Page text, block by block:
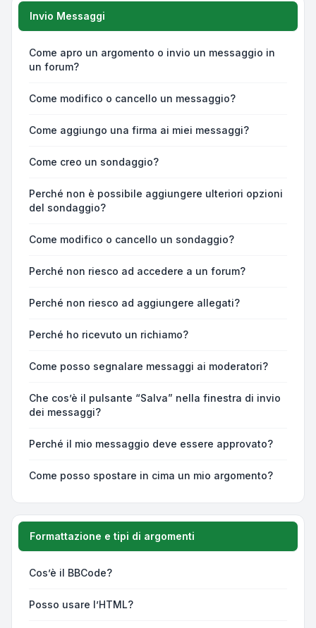
Invio Messaggi
Come apro un argomento o invio un messaggio in
un forum?
Come modifico o cancello un messaggio?
Come aggiungo una firma ai miei messaggi?
Come creo un sondaggio?
Perché non è possibile aggiungere ulteriori opzioni
del sondaggio?
Come modifico o cancello un sondaggio?
Perché non riesco ad accedere a un forum?
Perché non riesco ad aggiungere allegati?
Perché ho ricevuto un richiamo?
Come posso segnalare messaggi ai moderatori?
Che cos’è il pulsante “Salva” nella finestra di invio
dei messaggi?
Perché il mio messaggio deve essere approvato?
Come posso spostare in cima un mio argomento?
Formattazione e tipi di argomenti
Cos’è il BBCode?
Posso usare l’HTML?